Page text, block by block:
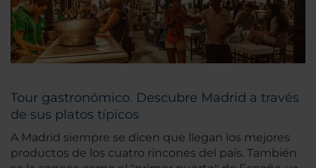
Tour gastronómico. Descubre Madrid a través
de sus platos típicos
A Madrid siempre se dicen que llegan los mejores
productos de los cuatro rincones del país. También